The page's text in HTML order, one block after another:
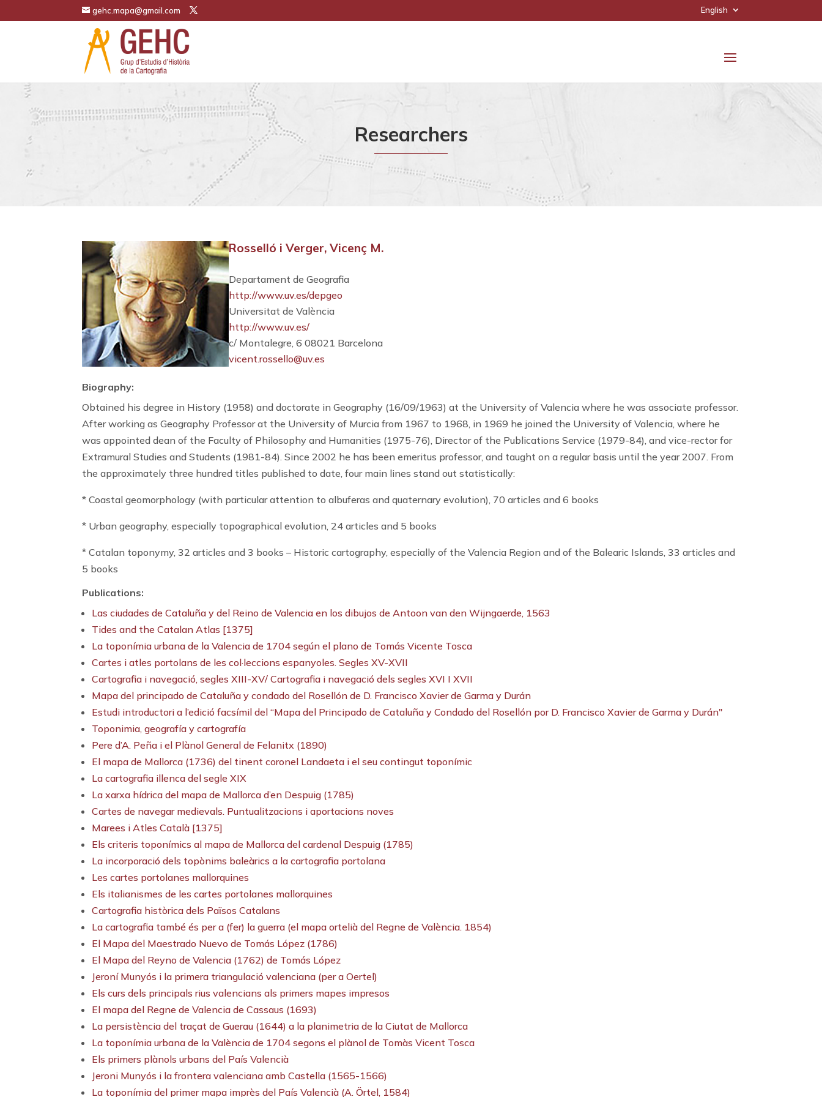
gehc.mapa@gmail.com English
Researchers
Rosselló i Verger, Vicenç M.
Departament de Geografia
http://www.uv.es/depgeo
Universitat de València
http://www.uv.es/
c/ Montalegre, 6 08021 Barcelona
vicent.rossello@uv.es
Biography:
Obtained his degree in History (1958) and doctorate in Geography (16/09/1963) at the University of Valencia where he was associate professor.
After working as Geography Professor at the University of Murcia from 1967 to 1968, in 1969 he joined the University of Valencia, where he
was appointed dean of the Faculty of Philosophy and Humanities (1975-76), Director of the Publications Service (1979-84), and vice-rector for
Extramural Studies and Students (1981-84). Since 2002 he has been emeritus professor, and taught on a regular basis until the year 2007. From
the approximately three hundred titles published to date, four main lines stand out statistically:
* Coastal geomorphology (with particular attention to albuferas and quaternary evolution), 70 articles and 6 books
* Urban geography, especially topographical evolution, 24 articles and 5 books
* Catalan toponymy, 32 articles and 3 books – Historic cartography, especially of the Valencia Region and of the Balearic Islands, 33 articles and
5 books
Publications:
Las ciudades de Cataluña y del Reino de Valencia en los dibujos de Antoon van den Wijngaerde, 1563
Tides and the Catalan Atlas [1375]
La toponímia urbana de la Valencia de 1704 según el plano de Tomás Vicente Tosca
Cartes i atles portolans de les col·leccions espanyoles. Segles XV-XVII
Cartografia i navegació, segles XIII-XV/ Cartografia i navegació dels segles XVI I XVII
Mapa del principado de Cataluña y condado del Rosellón de D. Francisco Xavier de Garma y Durán
Estudi introductori a l’edició facsímil del “Mapa del Principado de Cataluña y Condado del Rosellón por D. Francisco Xavier de Garma y Durán"
Toponimia, geografía y cartografía
Pere d’A. Peña i el Plànol General de Felanitx (1890)
El mapa de Mallorca (1736) del tinent coronel Landaeta i el seu contingut toponímic
La cartografia illenca del segle XIX
La xarxa hídrica del mapa de Mallorca d’en Despuig (1785)
Cartes de navegar medievals. Puntualitzacions i aportacions noves
Marees i Atles Català [1375]
Els criteris toponímics al mapa de Mallorca del cardenal Despuig (1785)
La incorporació dels topònims baleàrics a la cartografia portolana
Les cartes portolanes mallorquines
Els italianismes de les cartes portolanes mallorquines
Cartografia històrica dels Països Catalans
La cartografia també és per a (fer) la guerra (el mapa ortelià del Regne de València. 1854)
El Mapa del Maestrado Nuevo de Tomás López (1786)
El Mapa del Reyno de Valencia (1762) de Tomás López
Jeroní Munyós i la primera triangulació valenciana (per a Oertel)
Els curs dels principals rius valencians als primers mapes impresos
El mapa del Regne de Valencia de Cassaus (1693)
La persistència del traçat de Guerau (1644) a la planimetria de la Ciutat de Mallorca
La toponímia urbana de la València de 1704 segons el plànol de Tomàs Vicent Tosca
Els primers plànols urbans del País Valencià
Jeroni Munyós i la frontera valenciana amb Castella (1565-1566)
La toponímia del primer mapa imprès del País Valencià (A. Örtel, 1584)